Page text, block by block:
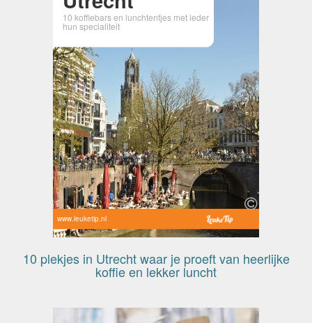
10 koffiebars en lunchtentjes met ieder
hun specialiteit
www.leuketip.nl
10 plekjes in Utrecht waar je proeft van heerlijke
koffie en lekker luncht